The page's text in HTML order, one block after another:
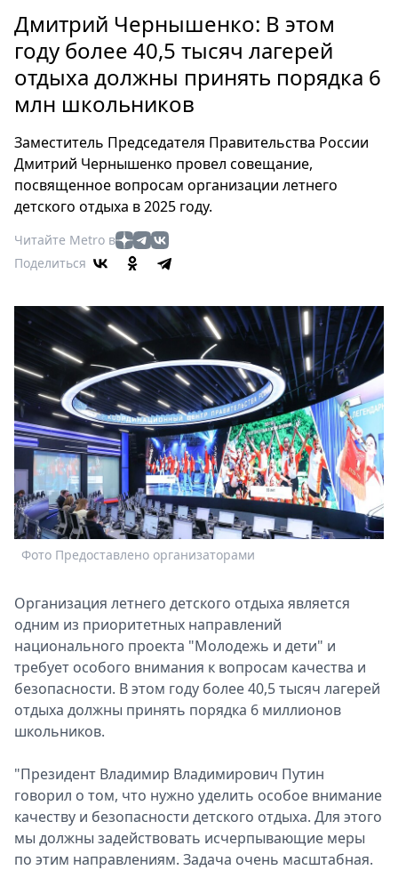
Россия
Мир
Здоровье
Еда
Мода
Театр
Кино
Книги
Выставки
релизы
Metro
Стримы
Спецпроекты
Звезды
Выборы
2026
Скачай
Metro
Дмитрий Чернышенко: В этом
году более 40,5 тысяч лагерей
отдыха должны принять порядка 6
млн школьников
Заместитель Председателя Правительства России
Дмитрий Чернышенко провел совещание,
посвященное вопросам организации летнего
детского отдыха в 2025 году.
Читайте Metro в
Поделиться
Фото Предоставлено организаторами
Организация летнего детского отдыха является
одним из приоритетных направлений
национального проекта "Молодежь и дети" и
требует особого внимания к вопросам качества и
безопасности. В этом году более 40,5 тысяч лагерей
отдыха должны принять порядка 6 миллионов
школьников.
"Президент Владимир Владимирович Путин
говорил о том, что нужно уделить особое внимание
качеству и безопасности детского отдыха. Для этого
мы должны задействовать исчерпывающие меры
по этим направлениям. Задача очень масштабная.